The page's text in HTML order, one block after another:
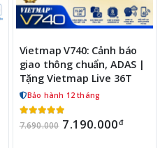
Vietmap V740: Cảnh báo
giao thông chuẩn, ADAS |
Tặng Vietmap Live 36T
Bảo hành 12 tháng
7.690.000 7.190.000đ